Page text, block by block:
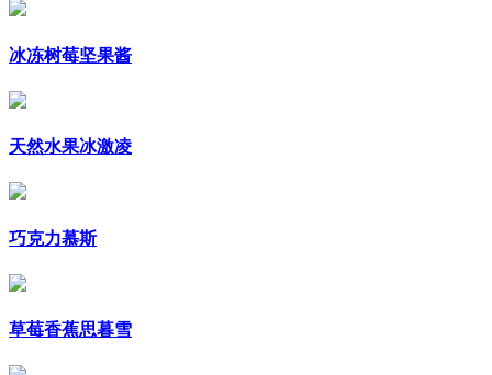
冰冻树莓坚果酱
天然水果冰激凌
巧克力慕斯
草莓香蕉思暮雪